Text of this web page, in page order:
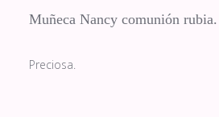
Muñeca Nancy comunión rubia.
Preciosa.